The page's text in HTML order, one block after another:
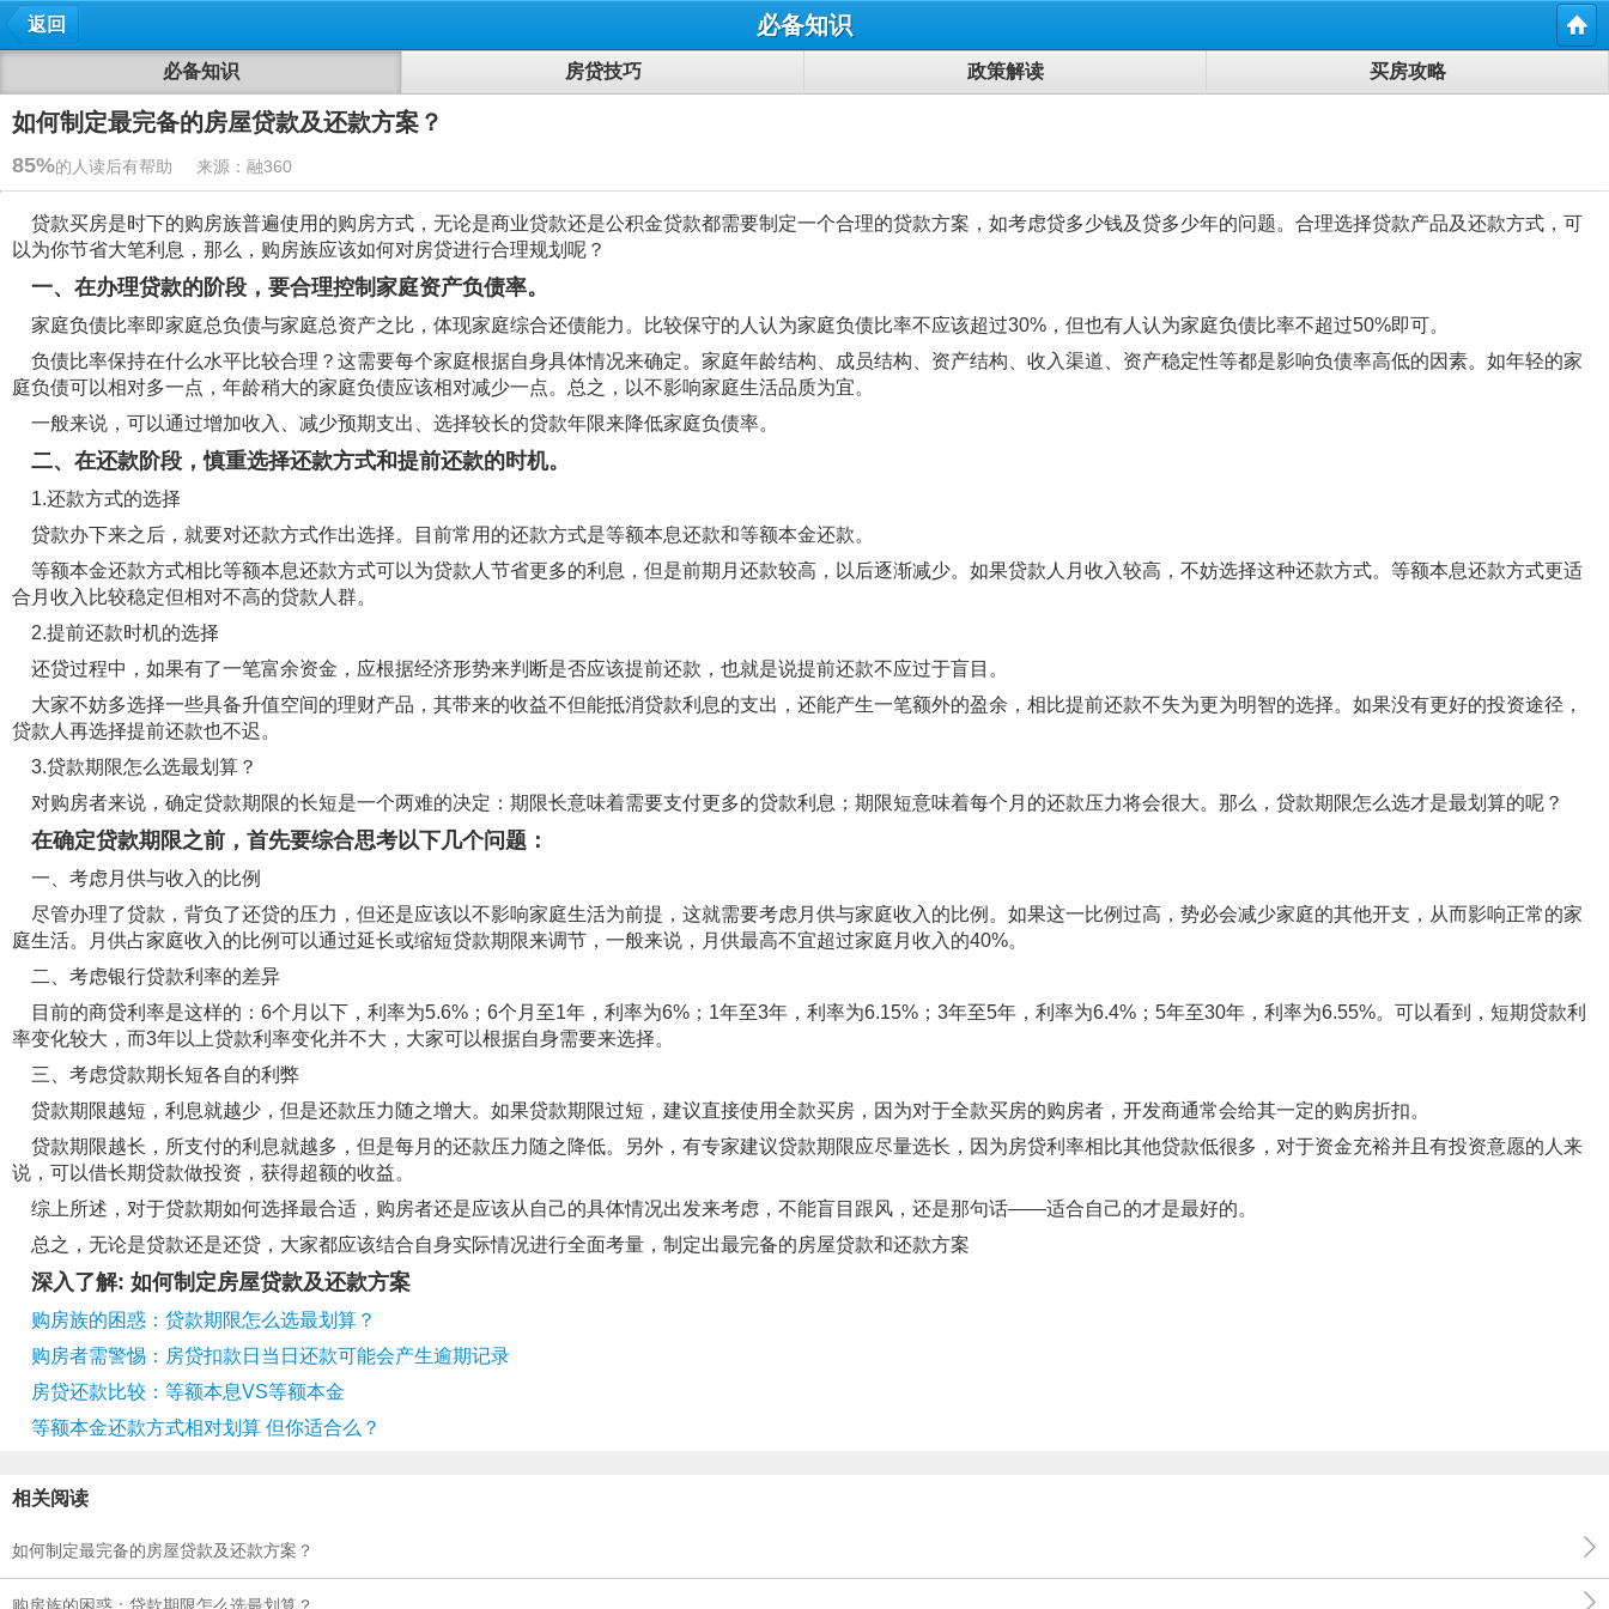
必备知识
返回
必备知识 房贷技巧 政策解读 买房攻略
如何制定最完备的房屋贷款及还款方案？
85%的人读后有帮助 来源：融360
贷款买房是时下的购房族普遍使用的购房方式，无论是商业贷款还是公积金贷款都需要制定一个合理的贷款方案，如考虑贷多少钱及贷多少年的问题。合理选择贷款产品及还款方式，可
以为你节省大笔利息，那么，购房族应该如何对房贷进行合理规划呢？
一、在办理贷款的阶段，要合理控制家庭资产负债率。
家庭负债比率即家庭总负债与家庭总资产之比，体现家庭综合还债能力。比较保守的人认为家庭负债比率不应该超过30%，但也有人认为家庭负债比率不超过50%即可。
负债比率保持在什么水平比较合理？这需要每个家庭根据自身具体情况来确定。家庭年龄结构、成员结构、资产结构、收入渠道、资产稳定性等都是影响负债率高低的因素。如年轻的家
庭负债可以相对多一点，年龄稍大的家庭负债应该相对减少一点。总之，以不影响家庭生活品质为宜。
一般来说，可以通过增加收入、减少预期支出、选择较长的贷款年限来降低家庭负债率。
二、在还款阶段，慎重选择还款方式和提前还款的时机。
1.还款方式的选择
贷款办下来之后，就要对还款方式作出选择。目前常用的还款方式是等额本息还款和等额本金还款。
等额本金还款方式相比等额本息还款方式可以为贷款人节省更多的利息，但是前期月还款较高，以后逐渐减少。如果贷款人月收入较高，不妨选择这种还款方式。等额本息还款方式更适
合月收入比较稳定但相对不高的贷款人群。
2.提前还款时机的选择
还贷过程中，如果有了一笔富余资金，应根据经济形势来判断是否应该提前还款，也就是说提前还款不应过于盲目。
大家不妨多选择一些具备升值空间的理财产品，其带来的收益不但能抵消贷款利息的支出，还能产生一笔额外的盈余，相比提前还款不失为更为明智的选择。如果没有更好的投资途径，
贷款人再选择提前还款也不迟。
3.贷款期限怎么选最划算？
对购房者来说，确定贷款期限的长短是一个两难的决定：期限长意味着需要支付更多的贷款利息；期限短意味着每个月的还款压力将会很大。那么，贷款期限怎么选才是最划算的呢？
在确定贷款期限之前，首先要综合思考以下几个问题：
一、考虑月供与收入的比例
尽管办理了贷款，背负了还贷的压力，但还是应该以不影响家庭生活为前提，这就需要考虑月供与家庭收入的比例。如果这一比例过高，势必会减少家庭的其他开支，从而影响正常的家
庭生活。月供占家庭收入的比例可以通过延长或缩短贷款期限来调节，一般来说，月供最高不宜超过家庭月收入的40%。
二、考虑银行贷款利率的差异
目前的商贷利率是这样的：6个月以下，利率为5.6%；6个月至1年，利率为6%；1年至3年，利率为6.15%；3年至5年，利率为6.4%；5年至30年，利率为6.55%。可以看到，短期贷款利
率变化较大，而3年以上贷款利率变化并不大，大家可以根据自身需要来选择。
三、考虑贷款期长短各自的利弊
贷款期限越短，利息就越少，但是还款压力随之增大。如果贷款期限过短，建议直接使用全款买房，因为对于全款买房的购房者，开发商通常会给其一定的购房折扣。
贷款期限越长，所支付的利息就越多，但是每月的还款压力随之降低。另外，有专家建议贷款期限应尽量选长，因为房贷利率相比其他贷款低很多，对于资金充裕并且有投资意愿的人来
说，可以借长期贷款做投资，获得超额的收益。
综上所述，对于贷款期如何选择最合适，购房者还是应该从自己的具体情况出发来考虑，不能盲目跟风，还是那句话——适合自己的才是最好的。
总之，无论是贷款还是还贷，大家都应该结合自身实际情况进行全面考量，制定出最完备的房屋贷款和还款方案
深入了解: 如何制定房屋贷款及还款方案
购房族的困惑：贷款期限怎么选最划算？
购房者需警惕：房贷扣款日当日还款可能会产生逾期记录
房贷还款比较：等额本息VS等额本金
等额本金还款方式相对划算 但你适合么？
相关阅读
如何制定最完备的房屋贷款及还款方案？